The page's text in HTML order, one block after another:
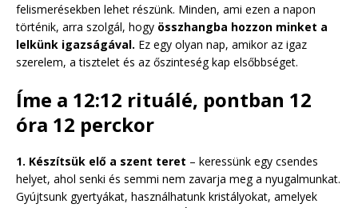
felismerésekben lehet részünk. Minden, ami ezen a napon
történik, arra szolgál, hogy összhangba hozzon minket a
lelkünk igazságával. Ez egy olyan nap, amikor az igaz
szerelem, a tisztelet és az őszinteség kap elsőbbséget.
Íme a 12:12 rituálé, pontban 12
óra 12 perckor
1. Készítsük elő a szent teret – keressünk egy csendes
helyet, ahol senki és semmi nem zavarja meg a nyugalmunkat.
Gyújtsunk gyertyákat, használhatunk kristályokat, amelyek